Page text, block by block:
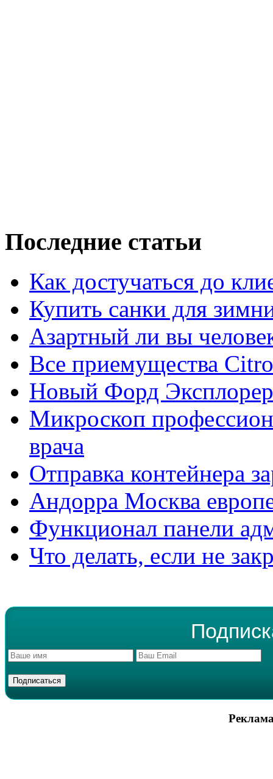
Последние статьи
Как достучаться до
Купить санки для
Азартный ли вы
Все приемущества
Новый Форд
Микроскоп
врача
Отправка контейнера
Андорра Москва
Функционал панели
Что делать, если не